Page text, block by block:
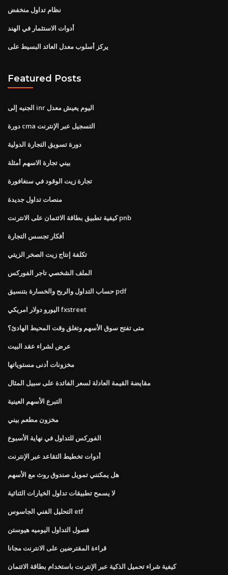
نظام تداول منخفض
أدوات الاستثمار في الهند
يركز أسلوب معدل العائد البسيط على
Featured Posts
الجنيه إلى inr اليوم يعيش معدل
دورة cma التسجيل عبر الإنترنت
دورة تسويق التجارة الدولية
بيني تجارة الاسهم أمثلة
تجارة زيت الوقود في سنغافورة
منصات تداول جديدة
كيفية تطبيق بطاقة الائتمان على الانترنت pnb
أفكار تجسس التجارة
تكلفة إنتاج زيت الصخر الزيتي
الملف الشخصي تاجر الفوركس
حساب التداول والربح والخسارة بتنسيق pdf
اليورو دولار امريكي fxstreet
متى تفتح سوق الأسهم وتغلق وقت المحيط الهادئ؟
عرض لشراء عقد البيت
مخزونات أدنى مستوياتها
مقايضة القيمة العادلة لسعر الفائدة على سبيل المثال
التبرع الأسهم العينية
مخزون مطعم بيني
الفوركس للتداول في نهاية الأسبوع
أدوات تخطيط التقاعد عبر الإنترنت
هل يمكنني تمويل صندوق روث مع الأسهم
لا يسمح تطبيقات تداول الخيارات الثنائية
التحليل الفني الجاسوس etf
فصول التداول اليوميه هيوستن
قراءة المقترضين على الانترنت مجانا
كيفية شراء تحميل الذكية عبر الإنترنت باستخدام بطاقة الائتمان